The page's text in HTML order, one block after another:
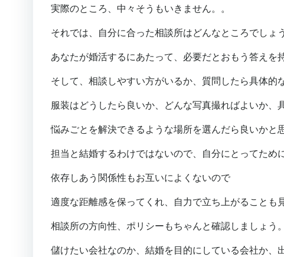
実際のところ、中々そうもいきません。。
それでは、自分に合った相談所はどんなところでしょ
あなたが婚活するにあたって、必要だとおもう答えを
そして、相談しやすい方がいるか、質問したら具体的
服装はどうしたら良いか、どんな写真撮ればよいか、
悩みごとを解決できるような場所を選んだら良いかと
担当と結婚するわけではないので、自分にとってため
依存しあう関係性もお互いによくないので
適度な距離感を保ってくれ、自力で立ち上がることも
相談所の方向性、ポリシーもちゃんと確認しましょう。
儲けたい会社なのか、結婚を目的にしている会社か、